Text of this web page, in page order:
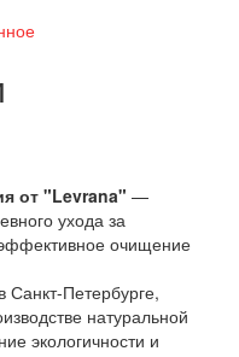
от "Levrana" —
ухода за
очищение
Санкт-Петербурге,
натуральной
экологичности и